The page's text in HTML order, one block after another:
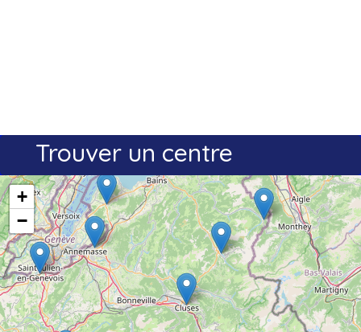
Trouver un centre
+
−